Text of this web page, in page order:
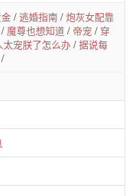
/ 逃婚指南 / 炮灰女配靠
/ 魔尊也想知道 / 帝宠 / 穿
太宠朕了怎么办 / 据说每
/